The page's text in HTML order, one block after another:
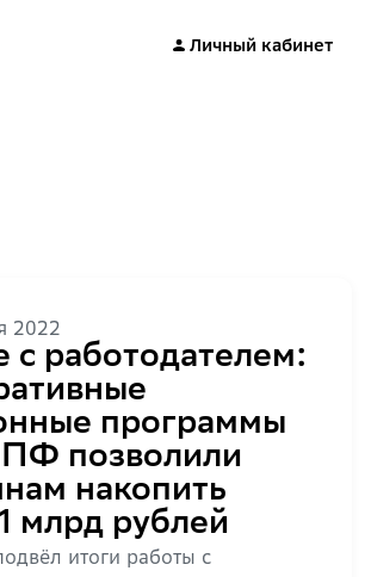
Личный кабинет
2022
с работодателем:
программы
позволили
накопить
млрд рублей
итоги работы с